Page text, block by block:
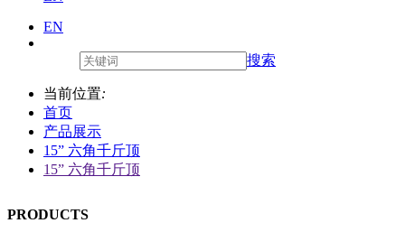
EN
搜索
当前位置:
首页
产品展示
15” 六角千斤顶
15” 六角千斤顶
PRODUCTS